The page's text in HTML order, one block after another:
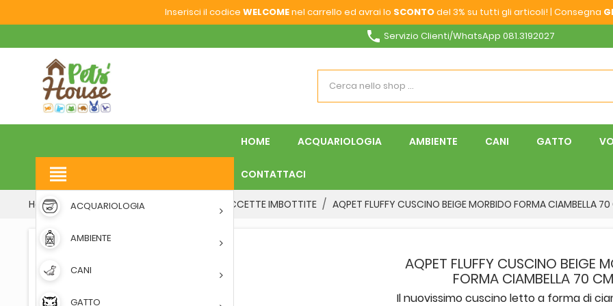
Inserisci il codice WELCOMEnel carrello ed avrai lo SCONTOdel 3% su tutti gli articoli! | Consegna
phone Servizio Clienti/WhatsApp 081.3192027
HOME ACQUARIOLOGIA AMBIENTE CANI GATTO
CONTATTACI
view_headline
ACQUARIOLOGIA
AMBIENTE
CANI
GATTO
Home CANI CUCCE DA INTERNO CUCCETTE IMBOTTITE AQPET FLUFFY CUSCINO BEIGE MORBIDO FORMA CIAMBELLA
AQPET FLUFFY CUSCINO BEIGE
FORMA CIAMBELLA 70 CM
Il nuovissimo cuscino letto a forma di